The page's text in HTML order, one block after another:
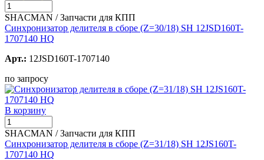
SHACMAN / Запчасти для КПП
Синхронизатор делителя в сборе (Z=30/18) SH 12JSD160T-
1707140 HQ
Арт.: 12JSD160T-1707140
по запросу
В корзину
SHACMAN / Запчасти для КПП
Синхронизатор делителя в сборе (Z=31/18) SH 12JS160T-
1707140 HQ